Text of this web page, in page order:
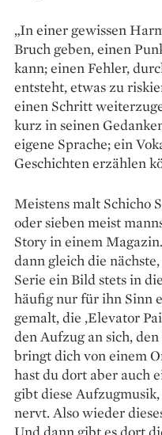
„In einer gewissen
Bruch geben, einen
kann; einen Fehler,
entsteht, etwas zu
einen Schritt
kurz in seinen
eigene Sprache; ein
Geschichten erzählen
Meistens malt Schicho
oder sieben meist
Story in einem
dann gleich die
Serie ein Bild stets in
häufig nur für ihn Sinn
gemalt, die ‚Elevator
den Aufzug an sich,
bringt dich von einem
hast du dort aber auch
gibt diese
nervt. Also wieder